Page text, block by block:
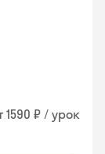
1590 ₽ / урок